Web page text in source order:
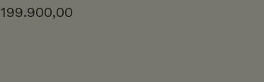
199.900,00